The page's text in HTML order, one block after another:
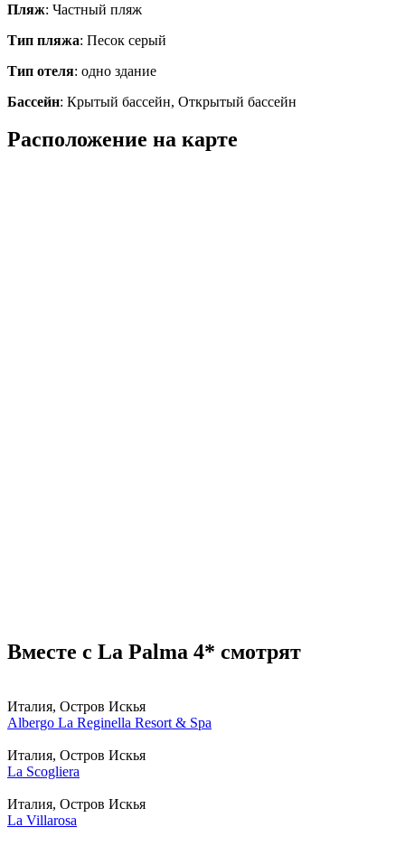
Пляж: Частный пляж
Тип пляжа: Песок серый
Тип отеля: одно здание
Бассейн: Крытый бассейн, Открытый бассейн
Расположение на карте
Вместе с La Palma 4* смотрят
Италия, Остров Искья
Albergo La Reginella Resort & Spa
Италия, Остров Искья
La Scogliera
Италия, Остров Искья
La Villarosa